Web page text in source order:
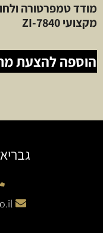
מודד טמפרטורה
מקצועי ZI-7840
הוספה להצעת